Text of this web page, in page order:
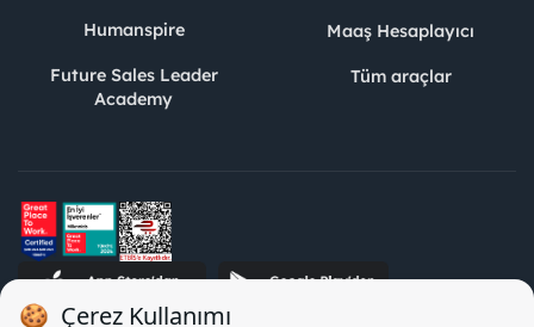
Humanspire
Future Sales Leader
Academy
Maaş Hesaplayıcı
Tüm araçlar